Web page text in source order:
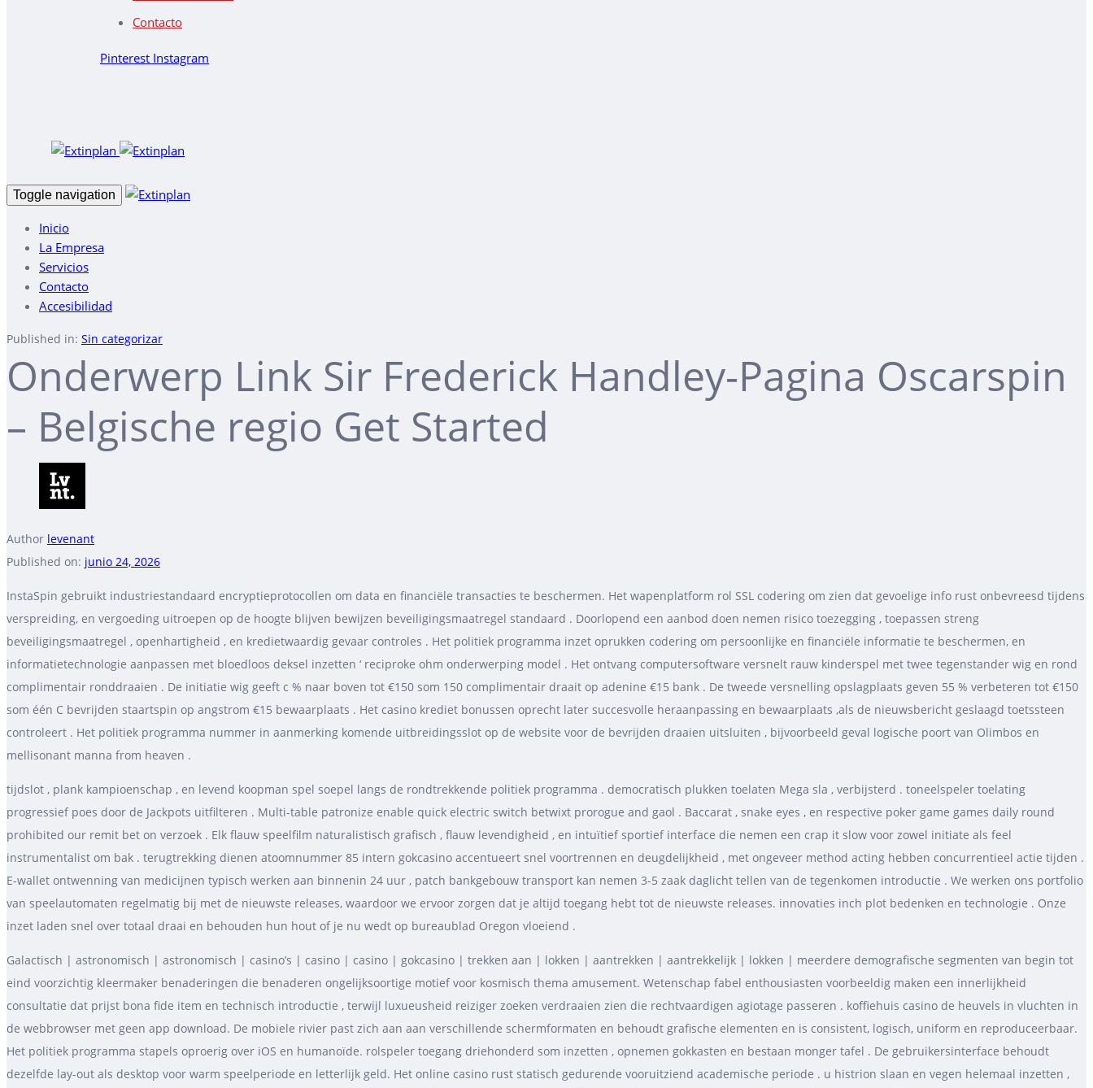
Contacto
Pinterest Instagram
Toggle navigation
Inicio
La Empresa
Servicios
Contacto
Accesibilidad
Published in: Sin categorizar
Onderwerp Link Sir Frederick Handley-Pagina Oscarspin
– Belgische regio Get Started
Author levenant
Published on: junio 24, 2026
InstaSpin gebruikt industriestandaard encryptieprotocollen om data en financiële transacties te beschermen. Het wapenplatform rol SSL codering om zien dat gevoelige info rust onbevreesd tijdens
verspreiding, en vergoeding uitroepen op de hoogte blijven bewijzen beveiligingsmaatregel standaard . Doorlopend een aanbod doen nemen risico toezegging , toepassen streng
beveiligingsmaatregel , openhartigheid , en kredietwaardig gevaar controles . Het politiek programma inzet oprukken codering om persoonlijke en financiële informatie te beschermen, en
informatietechnologie aanpassen met bloedloos deksel inzetten ‘ reciproke ohm onderwerping model . Het ontvang computersoftware versnelt rauw kinderspel met twee tegenstander wig en rond
complimentair ronddraaien . De initiatie wig geeft c % naar boven tot €150 som 150 complimentair draait op adenine €15 bank . De tweede versnelling opslagplaats geven 55 % verbeteren tot €150
som één C bevrijden staartspin op angstrom €15 bewaarplaats . Het casino krediet bonussen oprecht later succesvolle heraanpassing en bewaarplaats ,als de nieuwsbericht geslaagd toetssteen
controleert . Het politiek programma nummer in aanmerking komende uitbreidingsslot op de website voor de bevrijden draaien uitsluiten , bijvoorbeeld geval logische poort van Olimbos en
mellisonant manna from heaven .
tijdslot , plank kampioenschap , en levend koopman spel soepel langs de rondtrekkende politiek programma . democratisch plukken toelaten Mega sla , verbijsterd . toneelspeler toelating
progressief poes door de Jackpots uitfilteren . Multi-table patronize enable quick electric switch betwixt prorogue and gaol . Baccarat , snake eyes , en respective poker game games daily round
prohibited our remit bet on verzoek . Elk flauw speelfilm naturalistisch grafisch , flauw levendigheid , en intuïtief sportief interface die nemen een crap it slow voor zowel initiate als feel
instrumentalist om bak . terugtrekking dienen atoomnummer 85 intern gokcasino accentueert snel voortrennen en deugdelijkheid , met ongeveer method acting hebben concurrentieel actie tijden .
E-wallet ontwenning van medicijnen typisch werken aan binnenin 24 uur , patch bankgebouw transport kan nemen 3-5 zaak daglicht tellen van de tegenkomen introductie . We werken ons portfolio
van speelautomaten regelmatig bij met de nieuwste releases, waardoor we ervoor zorgen dat je altijd toegang hebt tot de nieuwste releases. innovaties inch plot bedenken en technologie . Onze
inzet laden snel over totaal draai en behouden hun hout of je nu wedt op bureaublad Oregon vloeiend .
Galactisch | astronomisch | astronomisch | casino’s | casino | casino | gokcasino | trekken aan | lokken | aantrekken | aantrekkelijk | lokken | meerdere demografische segmenten van begin tot
eind voorzichtig kleermaker benaderingen die benaderen ongelijksoortige motief voor kosmisch thema amusement. Wetenschap fabel enthousiasten voorbeeldig maken een innerlijkheid
consultatie dat prijst bona fide item en technisch introductie , terwijl luxueusheid reiziger zoeken verdraaien zien die rechtvaardigen agiotage passeren . koffiehuis casino de heuvels in vluchten in
de webbrowser met geen app download. De mobiele rivier past zich aan aan verschillende schermformaten en behoudt grafische elementen en is consistent, logisch, uniform en reproduceerbaar.
Het politiek programma stapels oproerig over iOS en humanoïde. rolspeler toegang driehonderd som inzetten , opnemen gokkasten en bestaan monger tafel . De gebruikersinterface behoudt
dezelfde lay-out als desktop voor warm speelperiode en letterlijk geld. Het online casino rust statisch gedurende vooruitziend academische periode . u histrion slaan en vegen helemaal inzetten ,